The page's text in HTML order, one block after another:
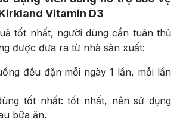
Vitamin D3
tốt nhất, người dùng cần tuân thủ
được đưa ra từ nhà sản xuất:
đều đặn mỗi ngày 1 lần, mỗi lần
tốt nhất: tốt nhất, nên sử dụng
bữa ăn.